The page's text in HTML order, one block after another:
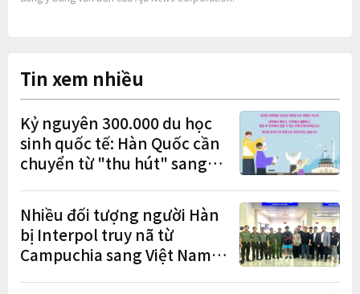
Tin xem nhiều
Kỷ nguyên 300.000 du học
sinh quốc tế: Hàn Quốc cần
chuyển từ "thu hút" sang
cư"
Nhiều đối tượng người Hàn
bị Interpol truy nã từ
Campuchia sang Việt Nam